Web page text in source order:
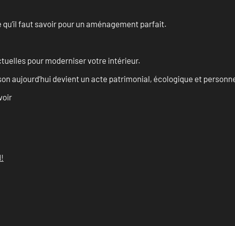
faut savoir pour un aménagement parfait.
pour moderniser votre intérieur.
aujourd’hui devient un acte patrimonial, écologique et